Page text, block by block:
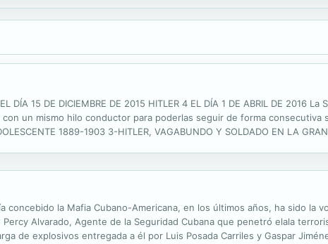
DÍA 15 DE DICIEMBRE DE 2015 HITLER 4 EL DÍA 1 DE ABRIL DE 2016
un mismo hilo conductor para poderlas seguir de forma consecutiva
1889-1903 3-HITLER, VAGABUNDO Y SOLDADO EN LA
concebido la Mafia Cubano-Americana, en los últimos años, ha sido la
Alvarado, Agente de la Seguridad Cubana que penetró elala
de explosivos entregada a él por Luis Posada Carriles y Gaspar